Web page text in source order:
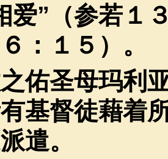
爱” （参若１
：１５）。
佑圣母玛利
基督徒藉着
遣。